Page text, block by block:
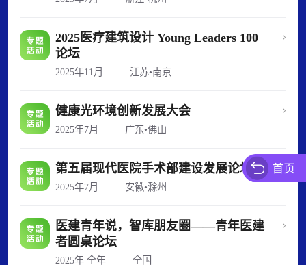
2025医疗建筑设计 Young Leaders 100
论坛
2025年11月 江苏•南京
健康光环境创新发展大会
2025年7月 广东•佛山
第五届现代医院手术部建设发展论坛
2025年7月 安徽•滁州
医建青年说，智库朋友圈——青年医建
者圆桌论坛
2025年 全年 全国